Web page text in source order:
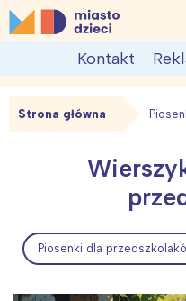
Skip
to
MiastoDzieci.pl
atrakcje dla dzieci,
Kontakt
Strona główna
Piosenki dla